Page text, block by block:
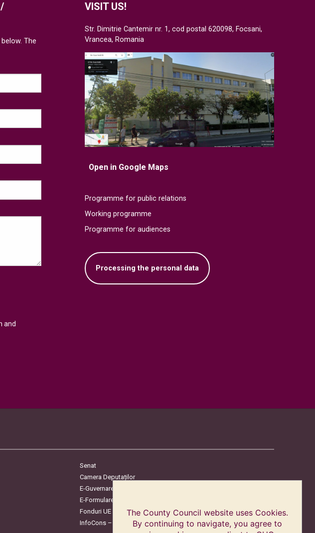
VISIT US!
Str. Dimitrie Cantemir nr. 1, cod postal 620098, Focsani,
Vrancea, Romania
Open in Google Maps
Programme for public relations
Working programme
Programme for audiences
Processing the personal data
The
and
Senat
Camera Deputaților
E-Guvernare
E-Formulare
Fonduri UE
InfoCons – Protecția Consumatorilor
The County Council website uses Cookies.
By continuing to navigate, you agree to